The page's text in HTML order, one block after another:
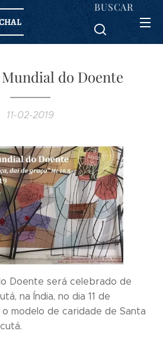
BUSCAR
Mundial do Doente
11-02-2019
Doente será celebrado de
na Índia, no dia 11 de
modelo de caridade de Santa